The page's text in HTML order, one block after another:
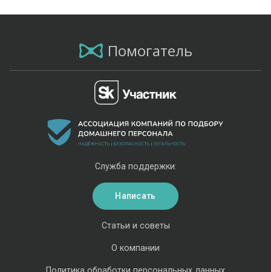
Помогатель
Статьи и советы
О компании
Служба поддержки:
Написать